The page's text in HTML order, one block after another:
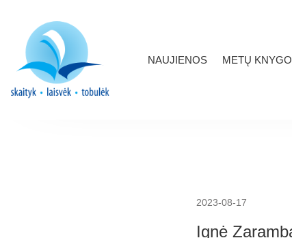
NAUJIENOS METŲ
2023-08-17
Ignė